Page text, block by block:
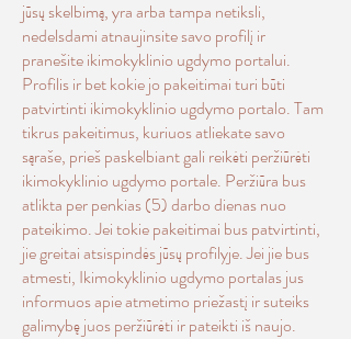
jūsų skelbimą, yra arba tampa netiksli,
nedelsdami atnaujinsite savo profilį ir
pranešite ikimokyklinio ugdymo portalui.
Profilis ir bet kokie jo pakeitimai turi būti
patvirtinti ikimokyklinio ugdymo portalo. Tam
tikrus pakeitimus, kuriuos atliekate savo
sąraše, prieš paskelbiant gali reikėti peržiūrėti
ikimokyklinio ugdymo portale. Peržiūra bus
atlikta per penkias (5) darbo dienas nuo
pateikimo. Jei tokie pakeitimai bus patvirtinti,
jie greitai atsispindės jūsų profilyje. Jei jie bus
atmesti, Ikimokyklinio ugdymo portalas jus
informuos apie atmetimo priežastį ir suteiks
galimybę juos peržiūrėti ir pateikti iš naujo.